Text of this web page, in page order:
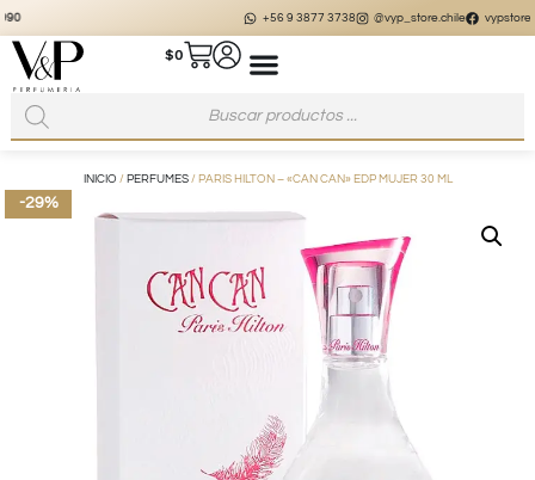
@vyp_store.chile vypstore.cl
$0
INICIO / PERFUMES/ PARIS HILTON – «CAN CAN» EDP MUJER 30 ML
-29%